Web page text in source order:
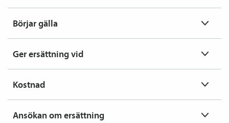
Börjar gälla
Ger ersättning vid
Kostnad
Ansökan om ersättning